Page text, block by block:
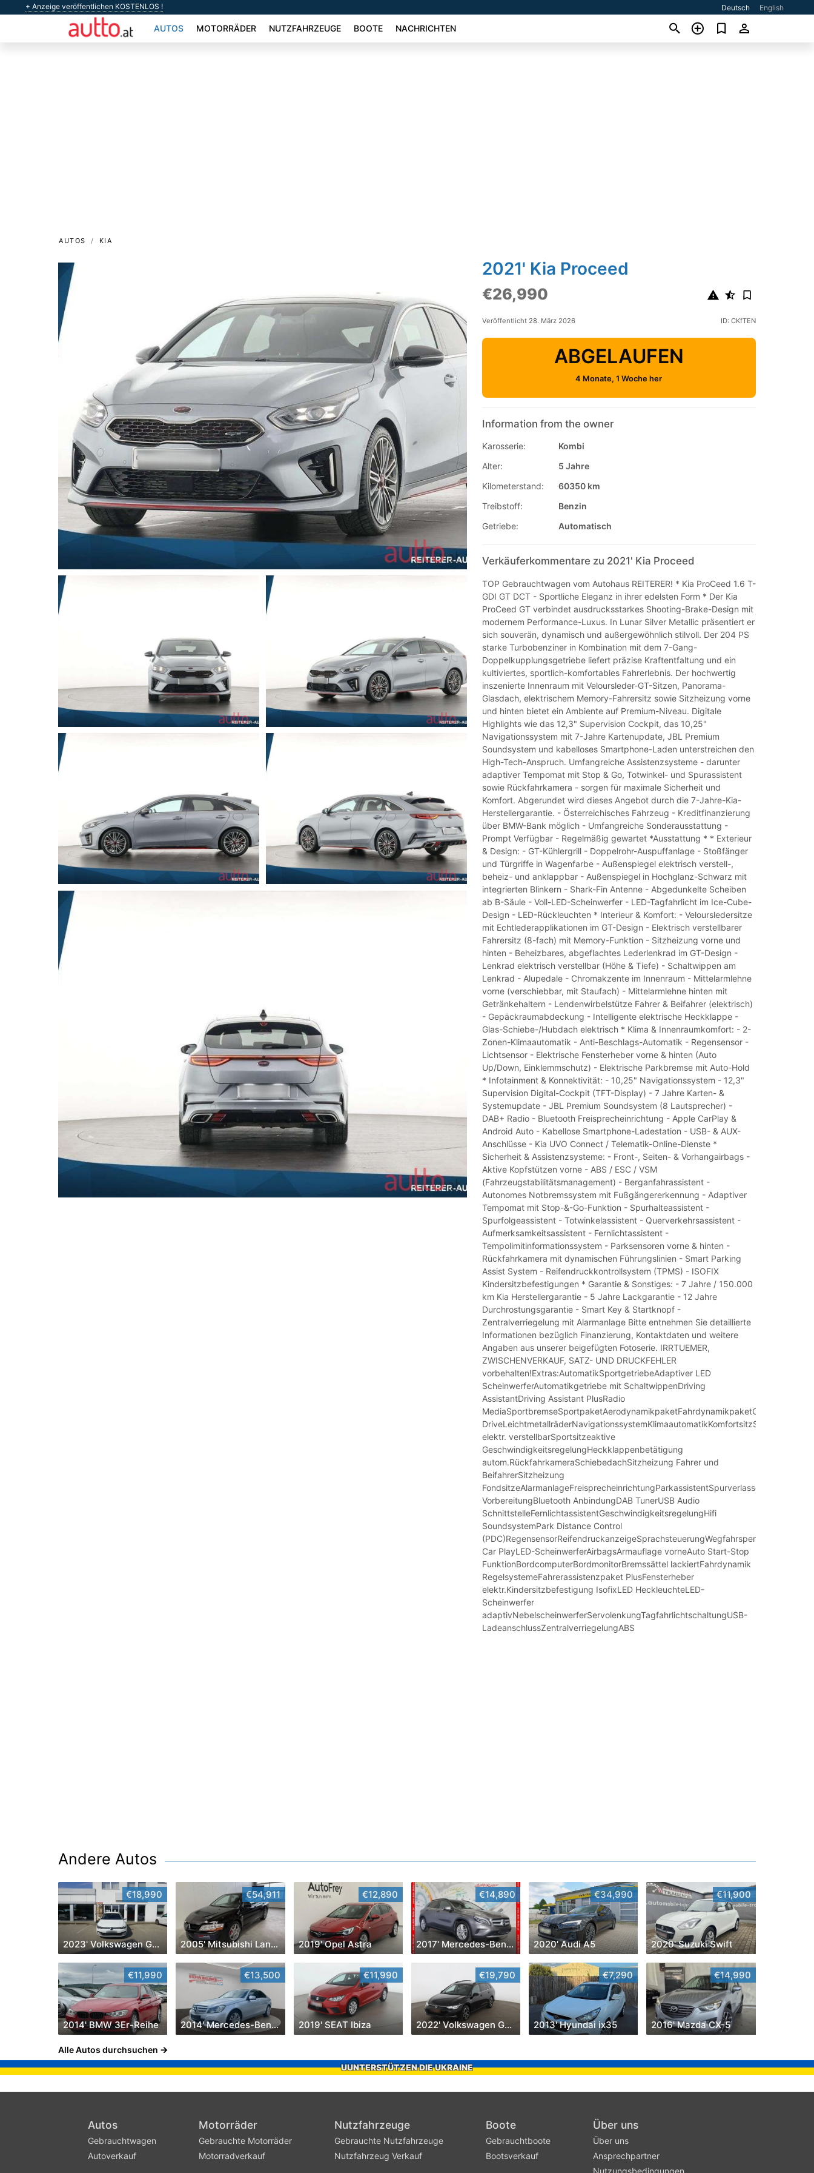
+ Anzeige veröffentlichen KOSTENLOS ! Deutsch English
AUTOS MOTORRÄDER NUTZFAHRZEUGE BOOTE NACHRICHTEN
AUTOS KIA
2021' Kia Proceed
€26,990
Veröffentlicht 28. März 2026 ID: CKfTEN
ABGELAUFEN
4 Monate, 1 Woche her
Information from the owner
Karosserie:
Kombi
Alter:
5 Jahre
Kilometerstand:
60350 km
Treibstoff:
Benzin
Getriebe:
Automatisch
Verkäuferkommentare zu 2021' Kia Proceed
TOP Gebrauchtwagen vom Autohaus REITERER! * Kia ProCeed 1.6 T-
GDI GT DCT - Sportliche Eleganz in ihrer edelsten Form * Der Kia
ProCeed GT verbindet ausdrucksstarkes Shooting-Brake-Design mit
modernem Performance-Luxus. In Lunar Silver Metallic präsentiert er
sich souverän, dynamisch und außergewöhnlich stilvoll. Der 204 PS
starke Turbobenziner in Kombination mit dem 7-Gang-
Doppelkupplungsgetriebe liefert präzise Kraftentfaltung und ein
kultiviertes, sportlich-komfortables Fahrerlebnis. Der hochwertig
inszenierte Innenraum mit Veloursleder-GT-Sitzen, Panorama-
Glasdach, elektrischem Memory-Fahrersitz sowie Sitzheizung vorne
und hinten bietet ein Ambiente auf Premium-Niveau. Digitale
Highlights wie das 12,3" Supervision Cockpit, das 10,25"
Navigationssystem mit 7-Jahre Kartenupdate, JBL Premium
Soundsystem und kabelloses Smartphone-Laden unterstreichen den
High-Tech-Anspruch. Umfangreiche Assistenzsysteme - darunter
adaptiver Tempomat mit Stop & Go, Totwinkel- und Spurassistent
sowie Rückfahrkamera - sorgen für maximale Sicherheit und
Komfort. Abgerundet wird dieses Angebot durch die 7-Jahre-Kia-
Herstellergarantie. - Österreichisches Fahrzeug - Kreditfinanzierung
über BMW-Bank möglich - Umfangreiche Sonderausstattung -
Prompt Verfügbar - Regelmäßig gewartet *Ausstattung * * Exterieur
& Design: - GT-Kühlergrill - Doppelrohr-Auspuffanlage - Stoßfänger
und Türgriffe in Wagenfarbe - Außenspiegel elektrisch verstell-,
beheiz- und anklappbar - Außenspiegel in Hochglanz-Schwarz mit
integrierten Blinkern - Shark-Fin Antenne - Abgedunkelte Scheiben
ab B-Säule - Voll-LED-Scheinwerfer - LED-Tagfahrlicht im Ice-Cube-
Design - LED-Rückleuchten * Interieur & Komfort: - Veloursledersitze
mit Echtlederapplikationen im GT-Design - Elektrisch verstellbarer
Fahrersitz (8-fach) mit Memory-Funktion - Sitzheizung vorne und
hinten - Beheizbares, abgeflachtes Lederlenkrad im GT-Design -
Lenkrad elektrisch verstellbar (Höhe & Tiefe) - Schaltwippen am
Lenkrad - Alupedale - Chromakzente im Innenraum - Mittelarmlehne
vorne (verschiebbar, mit Staufach) - Mittelarmlehne hinten mit
Getränkehaltern - Lendenwirbelstütze Fahrer & Beifahrer (elektrisch)
- Gepäckraumabdeckung - Intelligente elektrische Heckklappe -
Glas-Schiebe-/Hubdach elektrisch * Klima & Innenraumkomfort: - 2-
Zonen-Klimaautomatik - Anti-Beschlags-Automatik - Regensensor -
Lichtsensor - Elektrische Fensterheber vorne & hinten (Auto
Up/Down, Einklemmschutz) - Elektrische Parkbremse mit Auto-Hold
* Infotainment & Konnektivität: - 10,25" Navigationssystem - 12,3"
Supervision Digital-Cockpit (TFT-Display) - 7 Jahre Karten- &
Systemupdate - JBL Premium Soundsystem (8 Lautsprecher) -
DAB+ Radio - Bluetooth Freisprecheinrichtung - Apple CarPlay &
Android Auto - Kabellose Smartphone-Ladestation - USB- & AUX-
Anschlüsse - Kia UVO Connect / Telematik-Online-Dienste *
Sicherheit & Assistenzsysteme: - Front-, Seiten- & Vorhangairbags -
Aktive Kopfstützen vorne - ABS / ESC / VSM
(Fahrzeugstabilitätsmanagement) - Berganfahrassistent -
Autonomes Notbremssystem mit Fußgängererkennung - Adaptiver
Tempomat mit Stop-&-Go-Funktion - Spurhalteassistent -
Spurfolgeassistent - Totwinkelassistent - Querverkehrsassistent -
Aufmerksamkeitsassistent - Fernlichtassistent -
Tempolimitinformationssystem - Parksensoren vorne & hinten -
Rückfahrkamera mit dynamischen Führungslinien - Smart Parking
Assist System - Reifendruckkontrollsystem (TPMS) - ISOFIX
Kindersitzbefestigungen * Garantie & Sonstiges: - 7 Jahre / 150.000
km Kia Herstellergarantie - 5 Jahre Lackgarantie - 12 Jahre
Durchrostungsgarantie - Smart Key & Startknopf -
Zentralverriegelung mit Alarmanlage Bitte entnehmen Sie detaillierte
Informationen bezüglich Finanzierung, Kontaktdaten und weitere
Angaben aus unserer beigefügten Fotoserie. IRRTUEMER,
ZWISCHENVERKAUF, SATZ- UND DRUCKFEHLER
vorbehalten!Extras:AutomatikSportgetriebeAdaptiver LED
ScheinwerferAutomatikgetriebe mit SchaltwippenDriving
AssistantDriving Assistant PlusRadio
MediaSportbremseSportpaketAerodynamikpaketFahrdynamikpaketConnected
DriveLeichtmetallräderNavigationssystemKlimaautomatikKomfortsitzSitze
elektr. verstellbarSportsitzeaktive
GeschwindigkeitsregelungHeckklappenbetätigung
autom.RückfahrkameraSchiebedachSitzheizung Fahrer und
BeifahrerSitzheizung
VorbereitungBluetooth AnbindungDAB TunerUSB Audio
SchnittstelleFernlichtassistentGeschwindigkeitsregelungHifi
SoundsystemPark Distance Control
(PDC)RegensensorReifendruckanzeigeSprachsteuerungWegfahrsperreApple
Car PlayLED-ScheinwerferAirbagsArmauflage vorneAuto Start-Stop
FunktionBordcomputerBordmonitorBremssättel lackiertFahrdynamik
RegelsystemeFahrerassistenzpaket PlusFensterheber
elektr.Kindersitzbefestigung IsofixLED HeckleuchteLED-
Scheinwerfer
adaptivNebelscheinwerferServolenkungTagfahrlichtschaltungUSB-
LadeanschlussZentralverriegelungABS
Andere Autos
€18,990
2023' Volkswagen Golf
€54,911
2005' Mitsubishi Lancer
€12,890
2019' Opel Astra
€14,890
2017' Mercedes-Benz Gla-Klasse
€34,990
2020' Audi A5
€11,900
2020' Suzuki Swift
€11,990
2014' BMW 3Er-Reihe
€13,500
2014' Mercedes-Benz C-Klasse
€11,990
2019' SEAT Ibiza
€19,790
2022' Volkswagen Golf
€7,290
2013' Hyundai ix35
€14,990
2016' Mazda CX-5
Alle Autos durchsuchen
UUNTERSTÜTZEN DIE UKRAINE
Autos
Gebrauchtwagen
Autoverkauf
Motorräder
Gebrauchte Motorräder
Motorradverkauf
Nutzfahrzeuge
Gebrauchte Nutzfahrzeuge
Nutzfahrzeug Verkauf
Boote
Gebrauchtboote
Bootsverkauf
Über uns
Über uns
Ansprechpartner